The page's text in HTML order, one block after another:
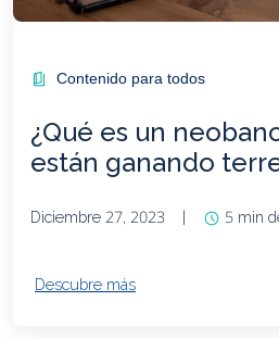
Contenido para todos
¿Qué es un
están ganando
Diciembre 27, 2023 | 5 min
Descubre más